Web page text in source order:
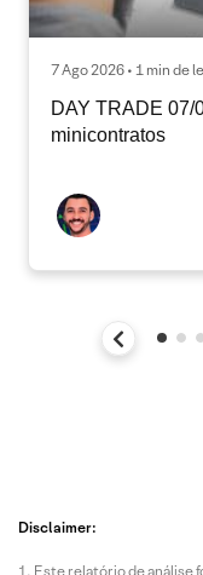
7 Ago 2026 • 1 min de
DAY TRADE 07/
minicontratos
Disclaimer:
Este relatório de análise